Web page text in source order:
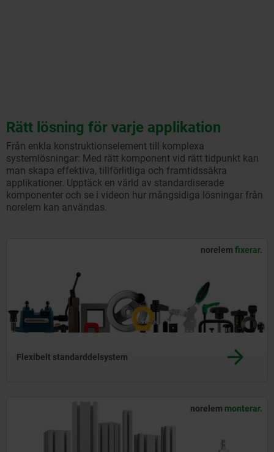
Rätt lösning för varje applikation
Från enkla konstruktionselement till komplexa
systemlösningar: Med rätt komponent vid rätt tidpunkt kan
man skapa effektiva, tillförlitliga och framtidssäkra
applikationer. Upptäck en värld av standardiserade
komponenter och se i videon hur mångsidiga lösningar från
norelem kan användas.
norelem fixerar.
Flexibelt standarddelsystem
norelem monterar.